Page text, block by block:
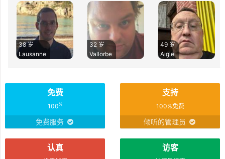
38 岁
Lausanne
32 岁
Vallorbe
49 岁
Aigle
免费
100%
免费服务
支持
100%免费
倾听的管理员
认真 访客